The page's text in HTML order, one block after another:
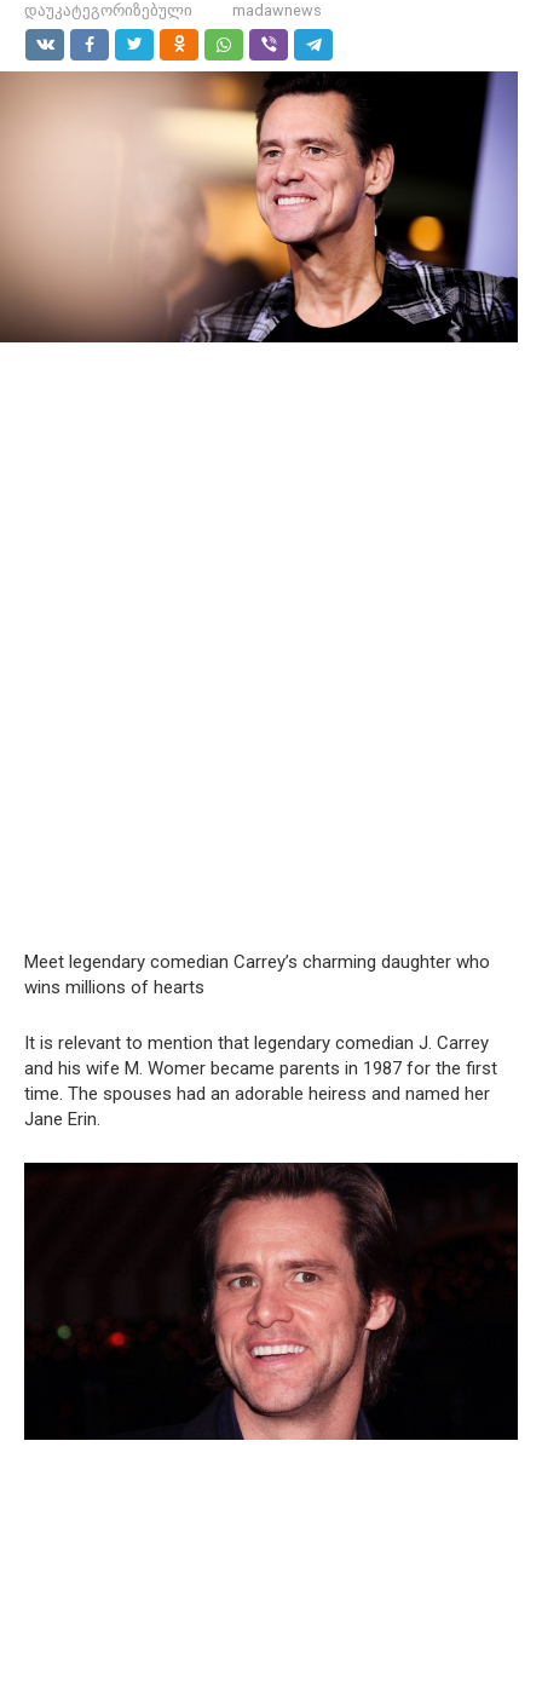
დაუკატეგორიზებული
madawnews
Meet legendary comedian Carrey’s charming daughter who
wins millions of hearts
It is relevant to mention that legendary comedian J. Carrey
and his wife M. Womer became parents in 1987 for the first
time. The spouses had an adorable heiress and named her
Jane Erin.